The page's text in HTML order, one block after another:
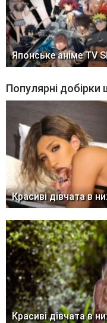
Японське аніме TV
Популярні добірки
Красиві дівчата в
Красиві дівчата в